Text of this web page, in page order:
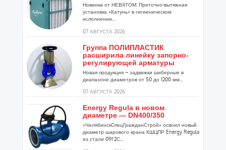
Новинка от НЕВАТОМ: Приточно-вытяжная
установка «Катунь» в гигиеническом
исполнении...
07 АВГУСТА 2026
Группа ПОЛИПЛАСТИК
расширила линейку запорно-
регулирующей арматуры
Новая продукция – задвижки шиберные в
диапазоне диаметров от 50 до 1200 мм...
07 АВГУСТА 2026
Energy Regula в новом
диаметре — DN400/350
«ЧелябинскСпецГражданСтрой» освоил новый
диаметр шарового крана КШЦПР Energy Regula
из стали 09Г2С...